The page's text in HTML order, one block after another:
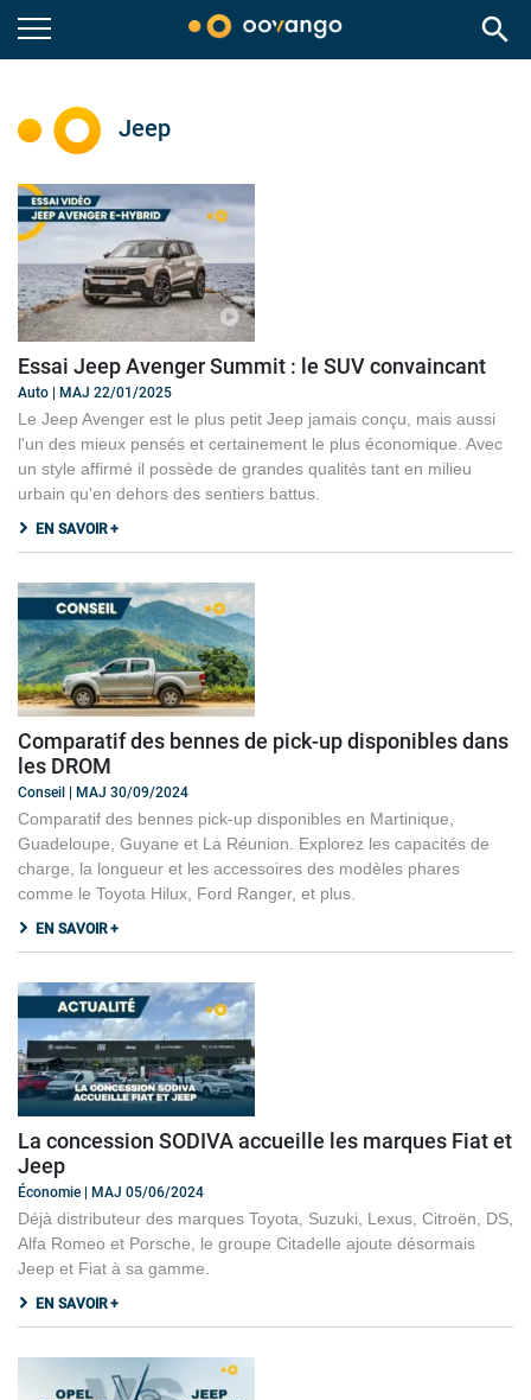
search
Jeep
Essai Jeep Avenger Summit : le SUV convaincant
Auto | MAJ 22/01/2025
Le Jeep Avenger est le plus petit Jeep jamais conçu, mais aussi
l'un des mieux pensés et certainement le plus économique. Avec
un style affirmé il possède de grandes qualités tant en milieu
urbain qu'en dehors des sentiers battus.
EN SAVOIR +
Comparatif des bennes de pick-up disponibles dans
les DROM
Conseil | MAJ 30/09/2024
Comparatif des bennes pick-up disponibles en Martinique,
Guadeloupe, Guyane et La Réunion. Explorez les capacités de
charge, la longueur et les accessoires des modèles phares
comme le Toyota Hilux, Ford Ranger, et plus.
EN SAVOIR +
La concession SODIVA accueille les marques Fiat et
Jeep
Économie | MAJ 05/06/2024
Déjà distributeur des marques Toyota, Suzuki, Lexus, Citroën, DS,
Alfa Romeo et Porsche, le groupe Citadelle ajoute désormais
Jeep et Fiat à sa gamme.
EN SAVOIR +